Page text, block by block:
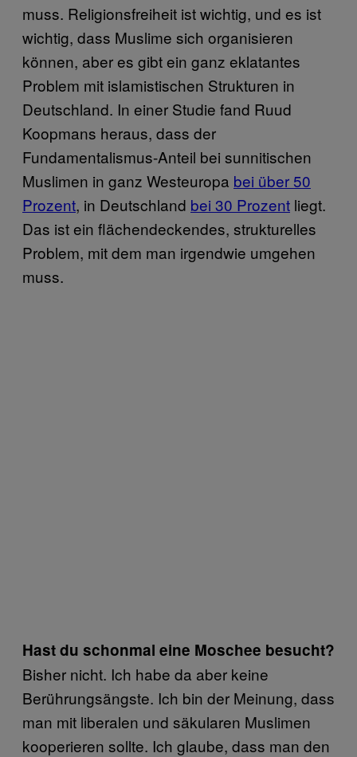
muss. Religionsfreiheit ist wichtig, und es ist
wichtig, dass Muslime sich organisieren
können, aber es gibt ein ganz eklatantes
Problem mit islamistischen Strukturen in
Deutschland. In einer Studie fand Ruud
Koopmans heraus, dass der
Fundamentalismus-Anteil bei sunnitischen
Muslimen in ganz Westeuropa bei über 50
Prozent, in Deutschland bei 30 Prozent liegt.
Das ist ein flächendeckendes, strukturelles
Problem, mit dem man irgendwie umgehen
muss.
Hast du schonmal eine Moschee besucht?
Bisher nicht. Ich habe da aber keine
Berührungsängste. Ich bin der Meinung, dass
man mit liberalen und säkularen Muslimen
kooperieren sollte. Ich glaube, dass man den